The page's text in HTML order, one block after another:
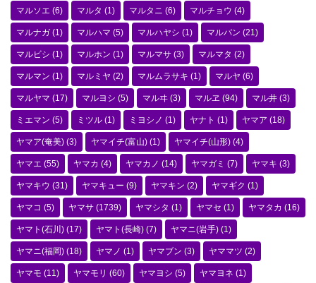
マルソエ (6) マルタ (1) マルタニ (6) マルチョウ (4)
マルナガ (1) マルハマ (5) マルハヤシ (1) マルバン (21)
マルビシ (1) マルホン (1) マルマサ (3) マルマタ (2)
マルマン (1) マルミヤ (2) マルムラサキ (1) マルヤ (6)
マルヤマ (17) マルヨシ (5) マルヰ (3) マルヱ (94) マル井 (3)
ミエマン (5) ミツル (1) ミヨシノ (1) ヤナト (1) ヤマア (18)
ヤマア(奄美) (3) ヤマイチ(富山) (1) ヤマイチ(山形) (4)
ヤマエ (55) ヤマカ (4) ヤマカノ (14) ヤマガミ (7) ヤマキ (3)
ヤマキウ (31) ヤマキュー (9) ヤマキン (2) ヤマギク (1)
ヤマコ (5) ヤマサ (1739) ヤマシタ (1) ヤマセ (1) ヤマタカ (16)
ヤマト(石川) (17) ヤマト(長崎) (7) ヤマニ(岩手) (1)
ヤマニ(福岡) (18) ヤマノ (1) ヤマブン (3) ヤママツ (2)
ヤマモ (11) ヤマモリ (60) ヤマヨシ (5) ヤマヨネ (1)